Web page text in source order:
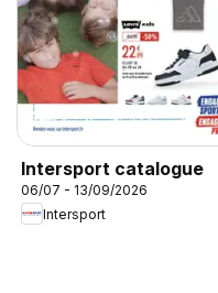
Intersport catalogue
06/07 - 13/09/2026
Intersport